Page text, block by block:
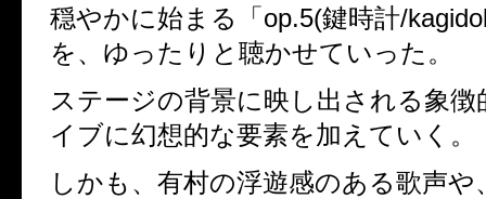
穏やかに始まる「op.5(鍵時計/
を、ゆったりと聴かせていった。
ステージの背景に映し出される象徴
イブに幻想的な要素を加えていく。
しかも、有村の浮遊感のある歌声や